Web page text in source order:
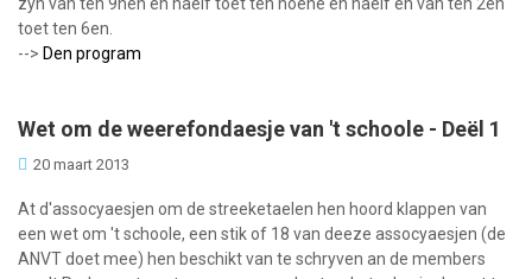
toet ten 6en.
--> Den program
Wet om de weerefondaesje van 't schoole - Deël 1
20 maart 2013
At d'assocyaesjen om de streeketaelen hen hoord klappen van
een wet om 't schoole, een stik of 18 van deeze assocyaesjen (de
ANVT doet mee) hen beschikt van te schryven an de members